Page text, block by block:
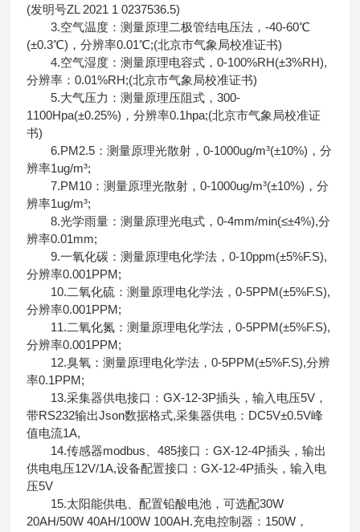
(发明号ZL 2021 1 0237536.5)
3.空气温度：测量原理二极管结电压法，-40-60℃
(±0.3℃)，分辨率0.01℃;(北京市气象局校准证书)
4.空气湿度：测量原理电容式，0-100%RH(±3%RH),
分辨率：0.01%RH;(北京市气象局校准证书)
5.大气压力：测量原理压阻式，300-
1100Hpa(±0.25%)，分辨率0.1hpa;(北京市气象局校准证
书)
6.PM2.5：测量原理光散射，0-1000ug/m³(±10%)，分
辨率1ug/m³;
7.PM10：测量原理光散射，0-1000ug/m³(±10%)，分
辨率1ug/m³;
8.光学雨量：测量原理光电式，0-4mm/min(≤±4%),分
辨率0.01mm;
9.一氧化碳：测量原理电化学法，0-10ppm(±5%F.S),
分辨率0.001PPM;
10.二氧化硫：测量原理电化学法，0-5PPM(±5%F.S),
分辨率0.001PPM;
11.二氧化氮：测量原理电化学法，0-5PPM(±5%F.S),
分辨率0.001PPM;
12.臭氧：测量原理电化学法，0-5PPM(±5%F.S),分辨
率0.1PPM;
13.采集器供电接口：GX-12-3P插头，输入电压5V，
带RS232输出Json数据格式,采集器供电：DC5V±0.5V峰
值电流1A,
14.传感器modbus、485接口：GX-12-4P插头，输出
供电电压12V/1A,设备配置接口：GX-12-4P插头，输入电
压5V
15.太阳能供电、配置铅酸电池，可选配30W
20AH/50W 40AH/100W 100AH.充电控制器：150W，